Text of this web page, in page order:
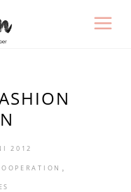
2012
,